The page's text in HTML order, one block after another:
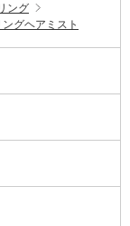
ング
グヘアミスト